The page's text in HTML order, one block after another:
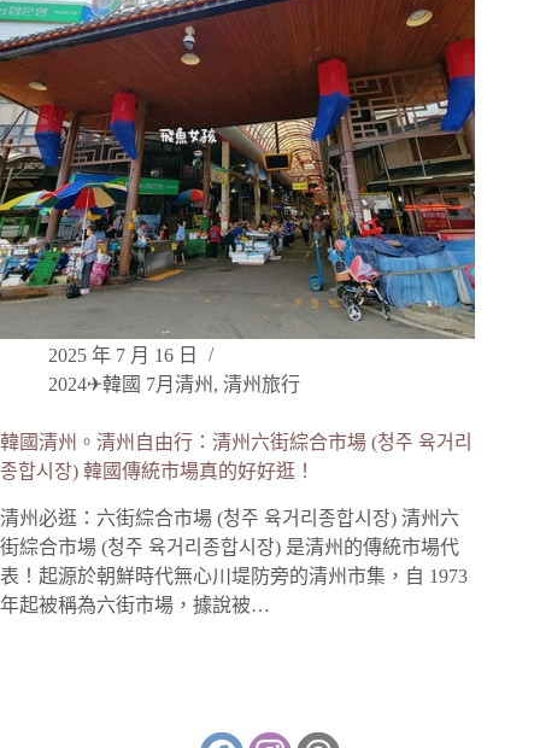
2025 年 7 月 16 日
2024✈韓國 7月清州 , 清州旅行
韓國清州。清州自由行：清州六街綜合市場 (청주 육거리
종합시장) 韓國傳統市場真的好好逛！
清州必逛：六街綜合市場 (청주 육거리종합시장) 清州六
街綜合市場 (청주 육거리종합시장) 是清州的傳統市場代
表！起源於朝鮮時代無心川堤防旁的清州市集，自 1973
年起被稱為六街市場，據說被…